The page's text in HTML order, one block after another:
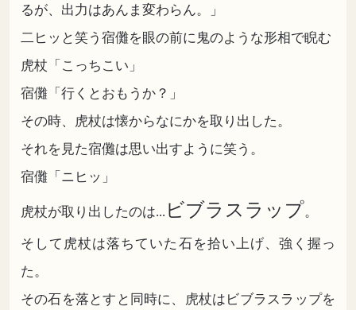
るが、出力はあんま変わらん。」
二ヒッと笑う宿儺を眼の前に鬼のような形相で睨む
虎杖「こっちこい」
宿儺「行くとおもうか？」
その時、虎杖は懐からなにかを取り出した。
それを見た宿儺は思い出すように笑う。
宿儺「ニヒッ」
虎杖が取り出したのは... ビブラスラップ。
そして虎杖は落ちていた石を拾い上げ、強く握っ
た。
その石を落とすと同時に、虎杖はビブラスラップを